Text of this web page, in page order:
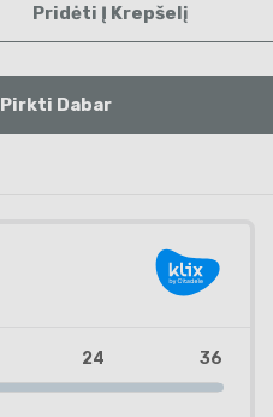
Pridėti Į Krepšelį
Pirkti Dabar